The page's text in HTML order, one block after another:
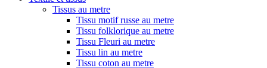
Tissus au metre
Tissu motif russe au metre
Tissu folklorique au metre
Tissu Fleuri au metre
Tissu lin au metre
Tissu coton au metre